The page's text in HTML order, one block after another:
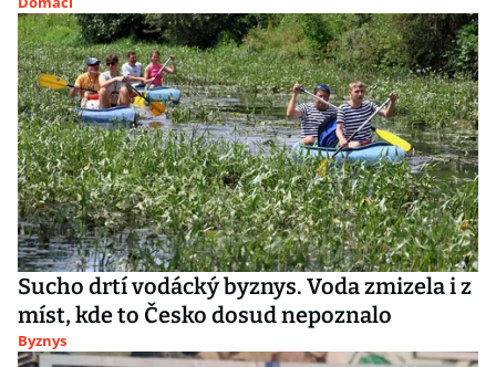
Sucho drtí vodácký byznys. Voda zmizela i z
míst, kde to Česko dosud nepoznalo
Byznys